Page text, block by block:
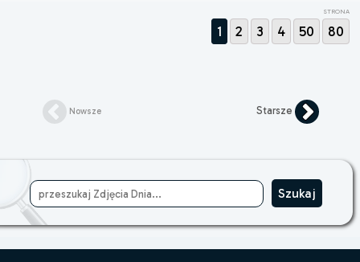
STRONA
1 2 3 4 50 80
Nowsze Starsze